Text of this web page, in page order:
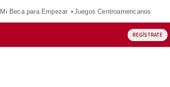
Mi Beca para Empezar Juegos Centroamericanos
REGÍSTRATE